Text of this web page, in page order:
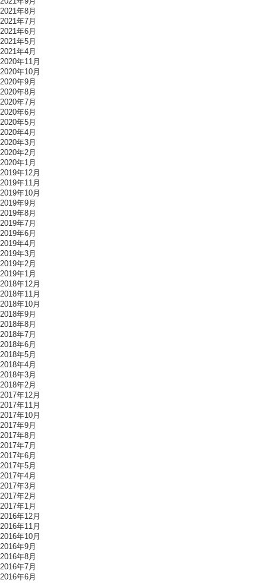
2021年8月
2021年7月
2021年6月
2021年5月
2021年4月
2020年11月
2020年10月
2020年9月
2020年8月
2020年7月
2020年6月
2020年5月
2020年4月
2020年3月
2020年2月
2020年1月
2019年12月
2019年11月
2019年10月
2019年9月
2019年8月
2019年7月
2019年6月
2019年4月
2019年3月
2019年2月
2019年1月
2018年12月
2018年11月
2018年10月
2018年9月
2018年8月
2018年7月
2018年6月
2018年5月
2018年4月
2018年3月
2018年2月
2017年12月
2017年11月
2017年10月
2017年9月
2017年8月
2017年7月
2017年6月
2017年5月
2017年4月
2017年3月
2017年2月
2017年1月
2016年12月
2016年11月
2016年10月
2016年9月
2016年8月
2016年7月
2016年6月